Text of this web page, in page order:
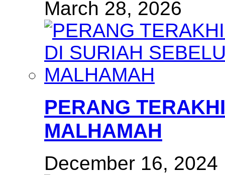
March 28, 2026
PERANG
MALHAMAH
December 16, 2024